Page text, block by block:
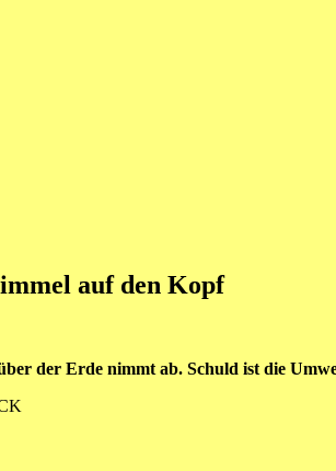
auf den Kopf
der Erde nimmt ab. Schuld ist die